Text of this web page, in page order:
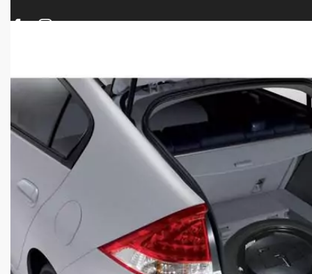
ΠΡΟΪΟΝΤΑ ΝΕΕΣ ΑΦΙΞΕΙΣ
ΟΠΛΑ – ΚΥΝΗΓΙ – ΣΚΟΠΟΒΟΛΗ ΑΕΡΟΒΟΛΑ –